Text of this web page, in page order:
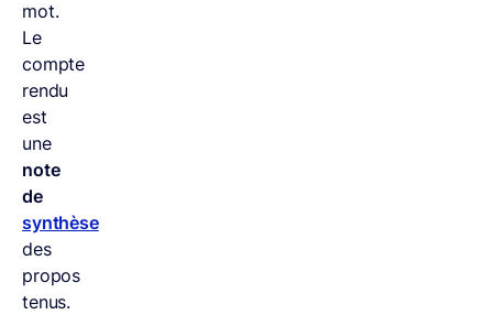
mot.
Le
compte
rendu
est
une
note
de
synthèse
des
propos
tenus.